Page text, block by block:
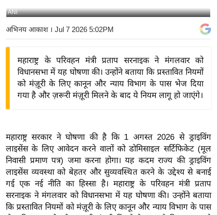
य
बि
ज़
त
वि
शे
ष
ज्ञ
रा
ANI
अभिनय आकाश। Jul 7 2026 5:02PM
महाराष्ट्र के परिवहन मंत्री प्रताप सरनाइक ने मंगलवार को
विधानसभा में यह घोषणा की। उन्होंने बताया कि प्रस्तावित नियमों
को मंज़ूरी के लिए कानून और न्याय विभाग के पास भेज दिया
गया है और ज़रूरी मंज़ूरी मिलने के बाद ये नियम लागू हो जाएंगे।
महाराष्ट्र सरकार ने घोषणा की है कि 1 अगस्त 2026 से ड्राइविंग
लाइसेंस के लिए आवेदन करने वालों को डोमिसाइल सर्टिफिकेट (मूल
निवासी प्रमाण पत्र) जमा करना होगा। यह कदम राज्य की ड्राइविंग
लाइसेंस व्यवस्था को बेहतर और सुव्यवस्थित करने के उद्देश्य से बनाई
गई एक नई नीति का हिस्सा है। महाराष्ट्र के परिवहन मंत्री प्रताप
सरनाइक ने मंगलवार को विधानसभा में यह घोषणा की। उन्होंने बताया
कि प्रस्तावित नियमों को मंज़ूरी के लिए कानून और न्याय विभाग के पास